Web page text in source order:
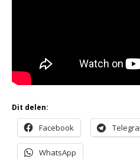
Dit delen:
Facebook
WhatsApp